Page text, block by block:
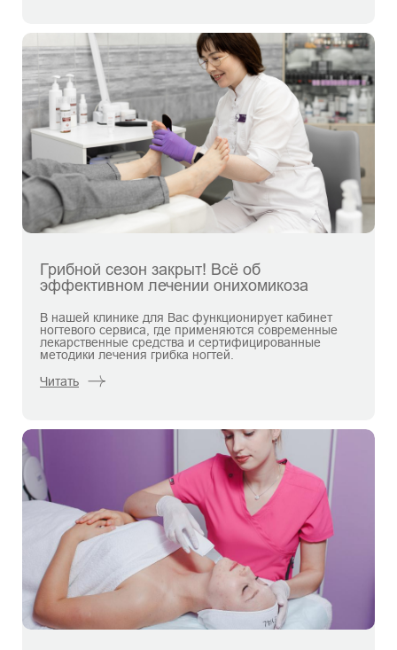
Грибной сезон закрыт! Всё об
эффективном лечении онихомикоза
В нашей клинике для Вас функционирует кабинет
ногтевого сервиса, где применяются современные
лекарственные средства и сертифицированные
методики лечения грибка ногтей.
Читать